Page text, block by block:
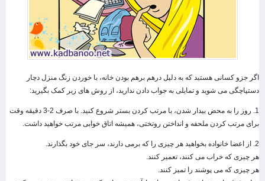
اگر جزو کسانی هستید که به دلیل درهم برهم بودن خانه، با خوردن زنگ منزل دچار
دستپاچگی می شوید و تمایلی به جواب دادن ندارید، از روش های زیر کمک بگیرید:
1. روز را به محض بیدار شدن، با مرتب کردن بستر شروع کنید. با صرف 2-3 دقیقه وقت
برای مرتب کردن ملحفه و انداختن روتختی، همیشه اتاق خوابی مرتب خواهید داشت.
2. از اعضا خانواده بخواهید هر چیزی را که برمی دارند، سر جای خود بگذارند.
هر چیزی که خراب می کنند، تعمیر کنند.
هر چیزی که می پوشند را تمیز کنند.